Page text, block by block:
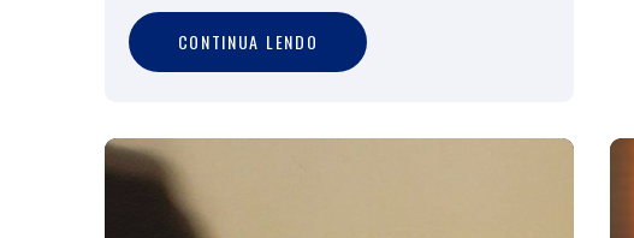
CO NTINUA L END O
CONTINUA LENDO